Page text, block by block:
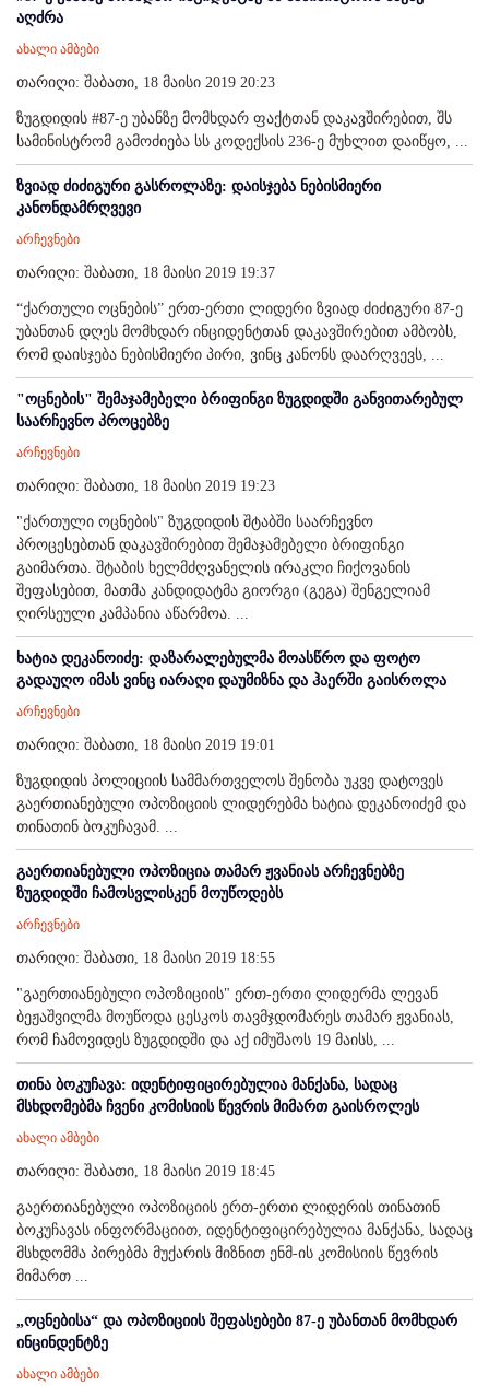
აღძრა
ახალი ამბები
თარიღი: შაბათი, 18 მაისი 2019 20:23
ზუგდიდის #87-ე უბანზე მომხდარ ფაქტთან დაკავშირებით, შს
სამინისტრომ გამოძიება სს კოდექსის 236-ე მუხლით დაიწყო, ...
ზვიად ძიძიგური გასროლაზე: დაისჯება ნებისმიერი
კანონდამრღვევი
არჩევნები
თარიღი: შაბათი, 18 მაისი 2019 19:37
“ქართული ოცნების” ერთ-ერთი ლიდერი ზვიად ძიძიგური 87-ე
უბანთან დღეს მომხდარ ინციდენტთან დაკავშირებით ამბობს,
რომ დაისჯება ნებისმიერი პირი, ვინც კანონს დაარღვევს, ...
"ოცნების" შემაჯამებელი ბრიფინგი ზუგდიდში განვითარებულ
საარჩევნო პროცებზე
არჩევნები
თარიღი: შაბათი, 18 მაისი 2019 19:23
"ქართული ოცნების" ზუგდიდის შტაბში საარჩევნო
პროცესებთან დაკავშირებით შემაჯამებელი ბრიფინგი
გაიმართა. შტაბის ხელმძღვანელის ირაკლი ჩიქოვანის
შეფასებით, მათმა კანდიდატმა გიორგი (გეგა) შენგელიამ
ღირსეული კამპანია აწარმოა. ...
ხატია დეკანოიძე: დაზარალებულმა მოასწრო და ფოტო
გადაუღო იმას ვინც იარაღი დაუმიზნა და ჰაერში გაისროლა
არჩევნები
თარიღი: შაბათი, 18 მაისი 2019 19:01
ზუგდიდის პოლიციის სამმართველოს შენობა უკვე დატოვეს
გაერთიანებული ოპოზიციის ლიდერებმა ხატია დეკანოიძემ და
თინათინ ბოკუჩავამ. ...
გაერთიანებული ოპოზიცია თამარ ჟვანიას არჩევნებზე
ზუგდიდში ჩამოსვლისკენ მოუწოდებს
არჩევნები
თარიღი: შაბათი, 18 მაისი 2019 18:55
"გაერთიანებული ოპოზიციის" ერთ-ერთი ლიდერმა ლევან
ბეჟაშვილმა მოუწოდა ცესკოს თავმჯდომარეს თამარ ჟვანიას,
რომ ჩამოვიდეს ზუგდიდში და აქ იმუშაოს 19 მაისს, ...
თინა ბოკუჩავა: იდენტიფიცირებულია მანქანა, სადაც
მსხდომებმა ჩვენი კომისიის წევრის მიმართ გაისროლეს
ახალი ამბები
თარიღი: შაბათი, 18 მაისი 2019 18:45
გაერთიანებული ოპოზიციის ერთ-ერთი ლიდერის თინათინ
ბოკუჩავას ინფორმაციით, იდენტიფიცირებულია მანქანა, სადაც
მსხდომმა პირებმა მუქარის მიზნით ენმ-ის კომისიის წევრის
მიმართ ...
„ოცნებისა“ და ოპოზიციის შეფასებები 87-ე უბანთან მომხდარ
ინცინდენტზე
ახალი ამბები